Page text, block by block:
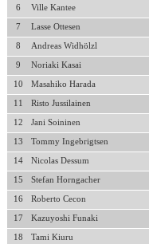
6 Ville Kantee
7 Lasse Ottesen
8 Andreas Widhölzl
9 Noriaki Kasai
10 Masahiko Harada
11 Risto Jussilainen
12 Jani Soininen
13 Tommy Ingebrigtsen
14 Nicolas Dessum
15 Stefan Horngacher
16 Roberto Cecon
17 Kazuyoshi Funaki
18 Tami Kiuru